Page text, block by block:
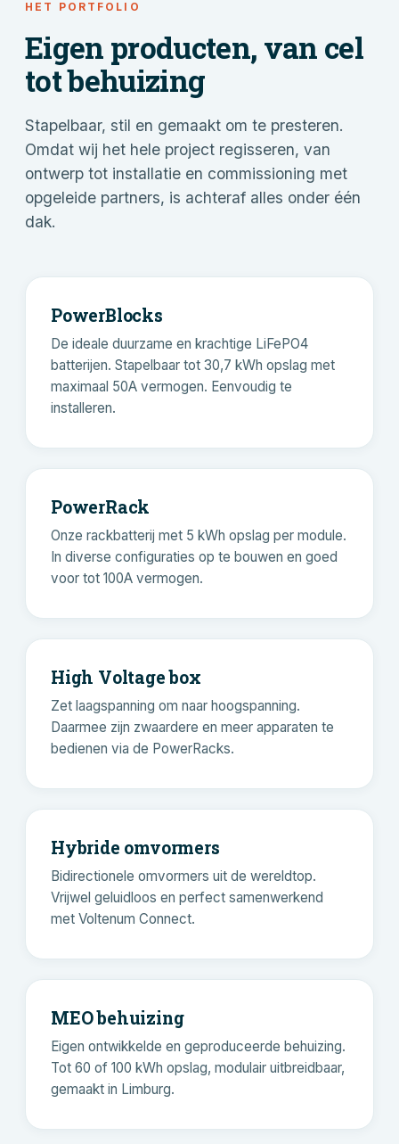
HET PORTFOLIO
Eigen producten, van cel
tot behuizing
Stapelbaar, stil en gemaakt om te presteren.
Omdat wij het hele project regisseren, van
ontwerp tot installatie en commissioning met
opgeleide partners, is achteraf alles onder één
dak.
PowerBlocks
De ideale duurzame en krachtige LiFePO4
batterijen. Stapelbaar tot 30,7 kWh opslag met
maximaal 50A vermogen. Eenvoudig te
installeren.
PowerRack
Onze rackbatterij met 5 kWh opslag per module.
In diverse configuraties op te bouwen en goed
voor tot 100A vermogen.
High Voltage box
Zet laagspanning om naar hoogspanning.
Daarmee zijn zwaardere en meer apparaten te
bedienen via de PowerRacks.
Hybride omvormers
Bidirectionele omvormers uit de wereldtop.
Vrijwel geluidloos en perfect samenwerkend
met Voltenum Connect.
MEO behuizing
Eigen ontwikkelde en geproduceerde behuizing.
Tot 60 of 100 kWh opslag, modulair uitbreidbaar,
gemaakt in Limburg.